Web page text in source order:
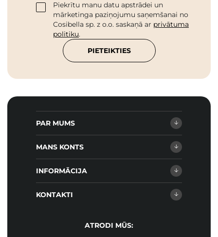
Piekrītu manu datu apstrādei un
mārketinga paziņojumu saņemšanai no
Cosibella sp. z o.o. saskaņā ar privātuma
politiku.
PIETEIKTIES
PAR MUMS
MANS KONTS
INFORMĀCIJA
KONTAKTI
ATRODI MŪS: